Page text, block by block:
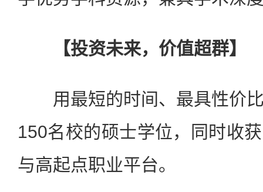
【投资未来，价值超群】
用最短的时间、最具性价比
150名校的硕士学位，同时收
与高起点职业平台。